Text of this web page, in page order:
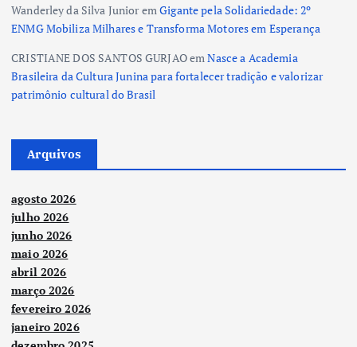
Wanderley da Silva JunioremGigante pela Solidariedade: 2º
ENMG Mobiliza Milhares e Transforma Motores em Esperança
CRISTIANE DOS SANTOS GURJAOemNasce a Academia
Brasileira da Cultura Junina para fortalecer tradição e valorizar
patrimônio cultural do Brasil
Arquivos
agosto 2026
julho 2026
junho 2026
maio 2026
abril 2026
março 2026
fevereiro 2026
janeiro 2026